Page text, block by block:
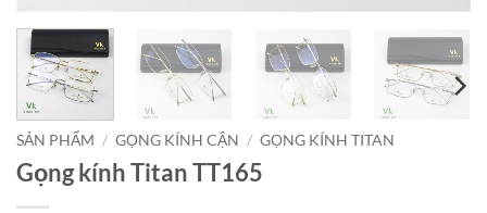
SẢN PHẨM / GỌNG KÍNH CẬN / GỌNG KÍNH TITAN
Gọng kính Titan TT165